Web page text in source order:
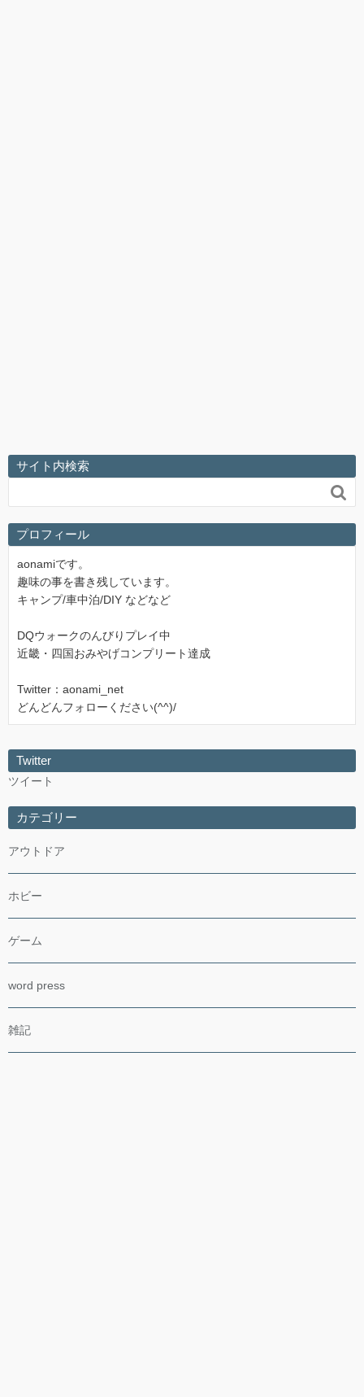
サイト内検索

プロフィール
aonamiです。
趣味の事を書き残しています。
キャンプ/車中泊/DIY などなど
DQウォークのんびりプレイ中
近畿・四国おみやげコンプリート達成
Twitter：aonami_net
どんどんフォローください(^^)/
Twitter
ツイート
カテゴリー
アウトドア
ホビー
ゲーム
word press
雑記